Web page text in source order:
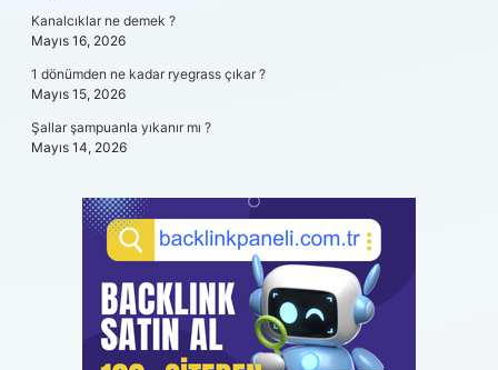
Kanalcıklar ne demek ?
Mayıs 16, 2026
1 dönümden ne kadar ryegrass çıkar ?
Mayıs 15, 2026
Şallar şampuanla yıkanır mı ?
Mayıs 14, 2026